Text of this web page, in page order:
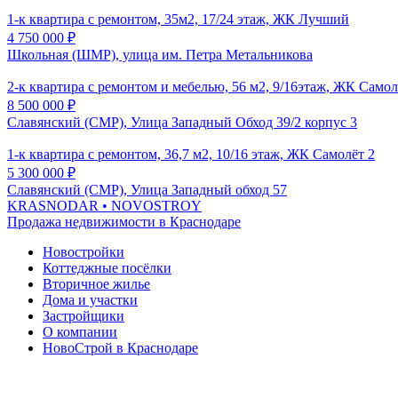
1-к квартира с ремонтом, 35м2, 17/24 этаж, ЖК Лучший
4 750 000 ₽
Школьная (ШМР), улица им. Петра Метальникова
2-к квартира с ремонтом и мебелью, 56 м2, 9/16этаж, ЖК
8 500 000 ₽
Славянский (СМР), Улица Западный Обход 39/2 корпус 3
1-к квартира с ремонтом, 36,7 м2, 10/16 этаж, ЖК Самолёт 2
5 300 000 ₽
Славянский (СМР), Улица Западный обход 57
KRASNODAR • NOVOSTROY
Продажа недвижимости в Краснодаре
Новостройки
Коттеджные посёлки
Вторичное жилье
Дома и участки
Застройщики
О компании
НовоСтрой в Краснодаре